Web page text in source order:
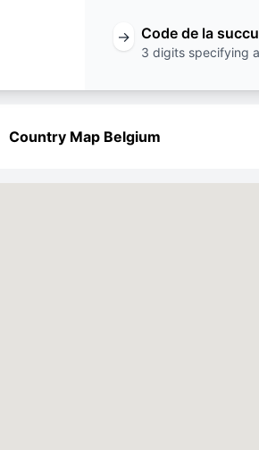
→ Code de la
3 digits specifying
Country Map Belgium